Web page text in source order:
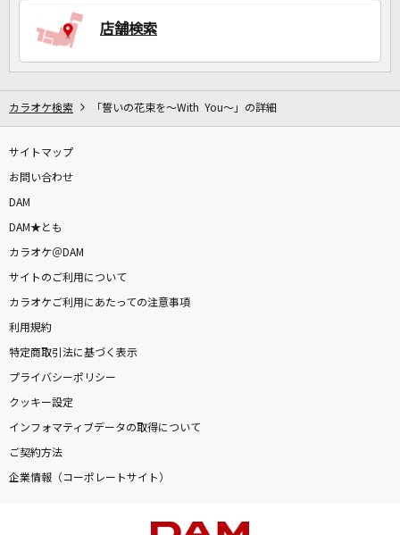
店舗検索
カラオケ検索 「誓いの花束を～With You～」の詳細
サイトマップ
お問い合わせ
DAM
DAM★とも
カラオケ＠DAM
サイトのご利用について
カラオケご利用にあたっての注意事項
利用規約
特定商取引法に基づく表示
プライバシーポリシー
クッキー設定
インフォマティブデータの取得について
ご契約方法
企業情報（コーポレートサイト）